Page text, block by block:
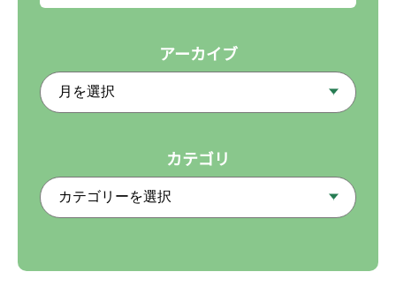
アーカイブ
カテゴリ